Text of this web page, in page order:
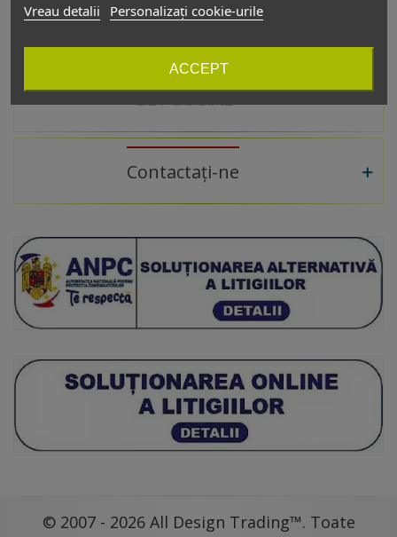
Vreau detalii
Personalizați cookie-urile
ACCEPT
Catalog
GET SOCIAL
Contactați-ne
© 2007 - 2026 All Design Trading™. Toate